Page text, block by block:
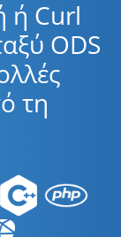
ή Curl
ODS
τη